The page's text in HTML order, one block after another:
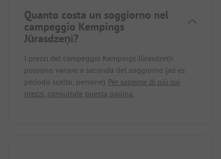
Quanto costa un soggiorno nel
campeggio Kempings
Jūrasdzeņi?
I prezzi del campeggio Kempings Jūrasdzeņi
possono variare a seconda del soggiorno (ad es.
periodo scelto, persone). Per saperne di più sui
prezzi, consultate questa pagina.